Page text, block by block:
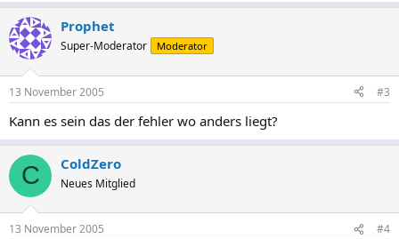
Prophet
Super-Moderator Moderator
13 November 2005 #3
Kann es sein das der fehler wo anders liegt?
C ColdZero
Neues Mitglied
13 November 2005 #4